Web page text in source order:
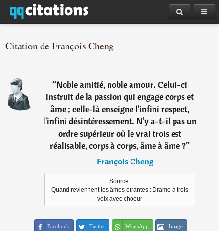
Citation de François Cheng
“Noble amitié, noble amour. Celui-ci
instruit de la passion qui engage corps et
âme ; celle-là enseigne l'infini respect,
l'infini désintéressement. N'y a-t-il pas un
ordre supérieur où le vrai trois est
réalisable, corps à corps, âme à âme ?”
―François Cheng
Source:
Quand reviennent les âmes errantes : Drame à trois
voix avec choeur
Facebook Twitter WhatsApp Image